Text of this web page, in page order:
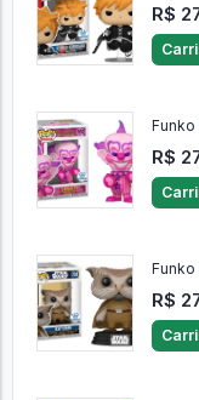
R$
Funko
R$
Funko
R$